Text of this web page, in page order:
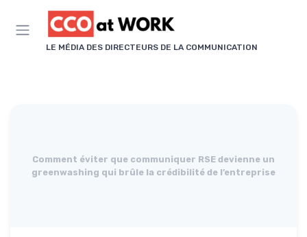
LE MÉDIA DES DIRECTEURS DE LA COMMUNICATION
Comment éviter que communiquer RSE devienne un
greenwashing qui brûle la crédibilité de l’entreprise
Panneau de gestion des cookies